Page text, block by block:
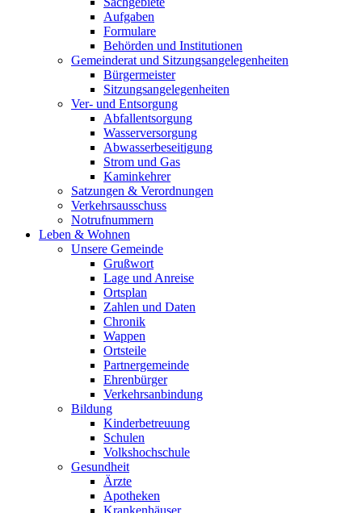
Aufgaben
Formulare
Behörden und Institutionen
Gemeinderat und Sitzungsangelegenheiten
Bürgermeister
Sitzungsangelegenheiten
Ver- und Entsorgung
Abfallentsorgung
Wasserversorgung
Abwasserbeseitigung
Strom und Gas
Kaminkehrer
Satzungen & Verordnungen
Verkehrsausschuss
Notrufnummern
Leben & Wohnen
Unsere Gemeinde
Grußwort
Lage und Anreise
Ortsplan
Zahlen und Daten
Chronik
Wappen
Ortsteile
Partnergemeinde
Ehrenbürger
Verkehrsanbindung
Bildung
Kinderbetreuung
Schulen
Volkshochschule
Gesundheit
Ärzte
Apotheken
Krankenhäuser